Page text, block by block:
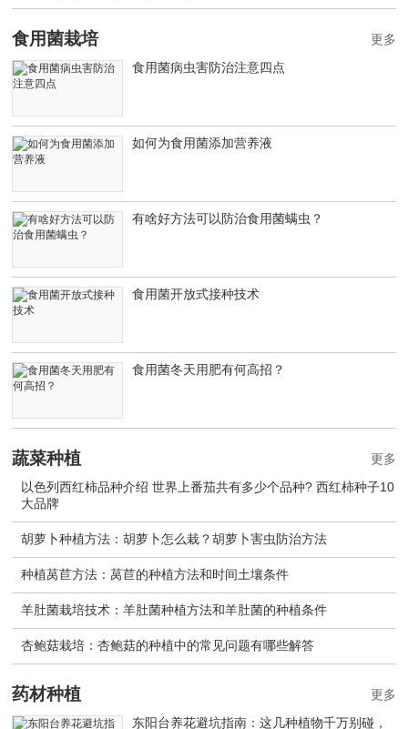
食用菌栽培
食用菌病虫害防治注意四点
如何为食用菌添加营养液
有啥好方法可以防治食用菌螨虫？
食用菌开放式接种技术
食用菌冬天用肥有何高招？
更多
蔬菜种植
以色列西红柿品种介绍 世界上番茄共有多少个品种? 西红柿种子10
大品牌
胡萝卜种植方法：胡萝卜怎么栽？胡萝卜害虫防治方法
种植莴苣方法：莴苣的种植方法和时间土壤条件
羊肚菌栽培技术：羊肚菌种植方法和羊肚菌的种植条件
杏鲍菇栽培：杏鲍菇的种植中的常见问题有哪些解答
更多
药材种植
东阳台养花避坑指南：这几种植物千万别碰，
更多